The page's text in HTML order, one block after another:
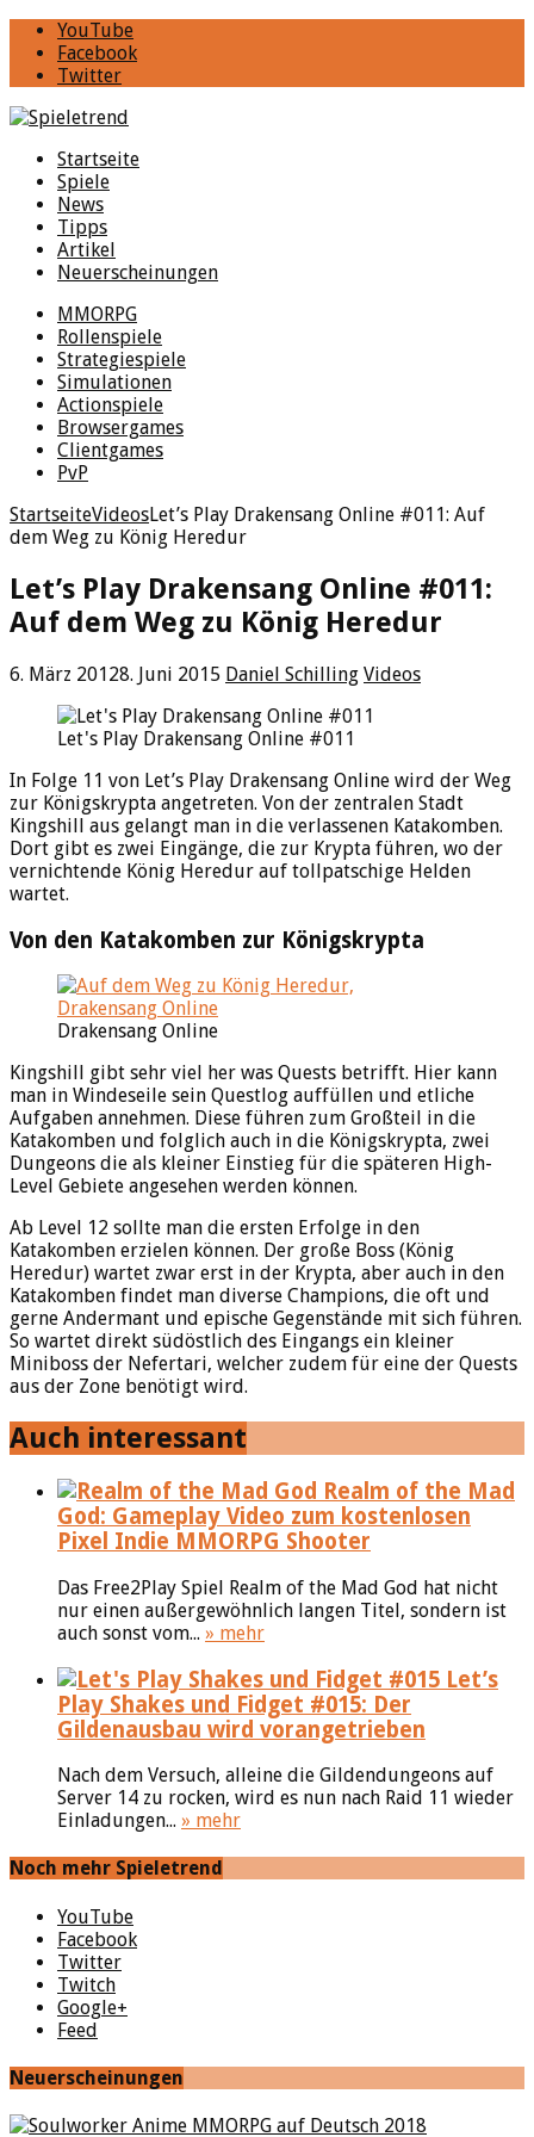
YouTube
Facebook
Twitter
Startseite
Spiele
News
Tipps
Artikel
Neuerscheinungen
MMORPG
Rollenspiele
Strategiespiele
Simulationen
Actionspiele
Browsergames
Clientgames
PvP
StartseiteVideosLet’s Play Drakensang Online #011: Auf
dem Weg zu König Heredur
Let’s Play Drakensang Online #011:
Auf dem Weg zu König Heredur
6. März 20128. Juni 2015 Daniel Schilling Videos
Let's Play Drakensang Online #011
In Folge 11 von Let’s Play Drakensang Online wird der Weg
zur Königskrypta angetreten. Von der zentralen Stadt
Kingshill aus gelangt man in die verlassenen Katakomben.
Dort gibt es zwei Eingänge, die zur Krypta führen, wo der
vernichtende König Heredur auf tollpatschige Helden
wartet.
Von den Katakomben zur Königskrypta
Drakensang Online
Kingshill gibt sehr viel her was Quests betrifft. Hier kann
man in Windeseile sein Questlog auffüllen und etliche
Aufgaben annehmen. Diese führen zum Großteil in die
Katakomben und folglich auch in die Königskrypta, zwei
Dungeons die als kleiner Einstieg für die späteren High-
Level Gebiete angesehen werden können.
Ab Level 12 sollte man die ersten Erfolge in den
Katakomben erzielen können. Der große Boss (König
Heredur) wartet zwar erst in der Krypta, aber auch in den
Katakomben findet man diverse Champions, die oft und
gerne Andermant und epische Gegenstände mit sich führen.
So wartet direkt südöstlich des Eingangs ein kleiner
Miniboss der Nefertari, welcher zudem für eine der Quests
aus der Zone benötigt wird.
Auch interessant
Realm of the Mad
God: Gameplay Video zum kostenlosen
Pixel Indie MMORPG Shooter
Das Free2Play Spiel Realm of the Mad God hat nicht
nur einen außergewöhnlich langen Titel, sondern ist
auch sonst vom... » mehr
Let’s
Play Shakes und Fidget #015: Der
Gildenausbau wird vorangetrieben
Nach dem Versuch, alleine die Gildendungeons auf
Server 14 zu rocken, wird es nun nach Raid 11 wieder
Einladungen... » mehr
Noch mehr Spieletrend
YouTube
Facebook
Twitter
Twitch
Google+
Feed
Neuerscheinungen